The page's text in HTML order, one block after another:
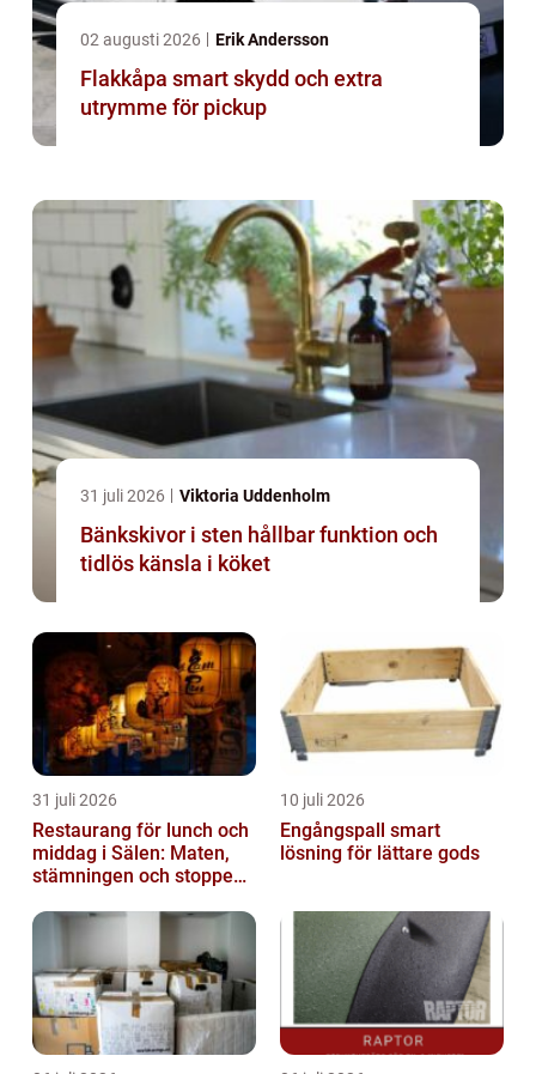
02 augusti 2026 Erik Andersson
Flakkåpa smart skydd och extra
utrymme för pickup
31 juli 2026 Viktoria Uddenholm
Bänkskivor i sten hållbar funktion och
tidlös känsla i köket
31 juli 2026
Restaurang för lunch och
middag i Sälen: Maten,
stämningen och stoppen
10 juli 2026
Engångspall smart
lösning för lättare gods